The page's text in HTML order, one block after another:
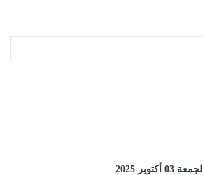
الجمعة 03 أكتوبر 2025